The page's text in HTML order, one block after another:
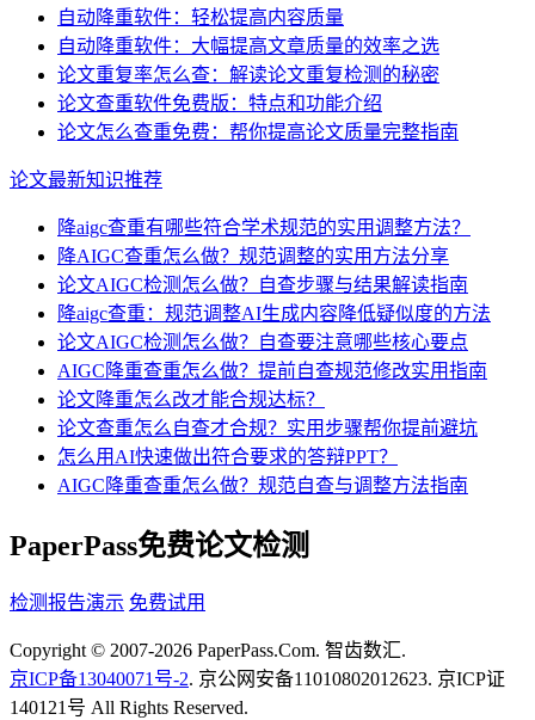
自动降重软件：轻松提高内容质量
自动降重软件：大幅提高文章质量的效率之选
论文重复率怎么查：解读论文重复检测的秘密
论文查重软件免费版：特点和功能介绍
论文怎么查重免费：帮你提高论文质量完整指南
论文最新知识推荐
降aigc查重有哪些符合学术规范的实用调整方法？
降AIGC查重怎么做？规范调整的实用方法分享
论文AIGC检测怎么做？自查步骤与结果解读指南
降aigc查重：规范调整AI生成内容降低疑似度的方法
论文AIGC检测怎么做？自查要注意哪些核心要点
AIGC降重查重怎么做？提前自查规范修改实用指南
论文降重怎么改才能合规达标？
论文查重怎么自查才合规？实用步骤帮你提前避坑
怎么用AI快速做出符合要求的答辩PPT？
AIGC降重查重怎么做？规范自查与调整方法指南
PaperPass免费论文检测
检测报告演示 免费试用
Copyright © 2007-2026 PaperPass.Com. 智齿数汇.
京ICP备13040071号-2. 京公网安备11010802012623. 京ICP证
140121号 All Rights Reserved.